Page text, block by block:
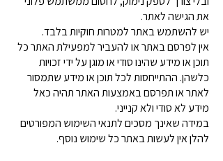
את הגישה לאתר.
יש להשתמש באתר למטרות חוקיות בלבד.
אין לפרסם באתר או להעביר למפעילת האתר כל
תוכן או מידע שהינו סודי או מוגן על ידי זכויות
כלשהן. ההתייחסות לכל תוכן או מידע שתמסור
לאתר או תפרסם באמצעות האתר תהיה כאל
מידע לא סודי ולא קנייני.
במידה שאינך מסכים לתנאי השימוש המפורטים
להלן אין לעשות באתר כל שימוש נוסף.